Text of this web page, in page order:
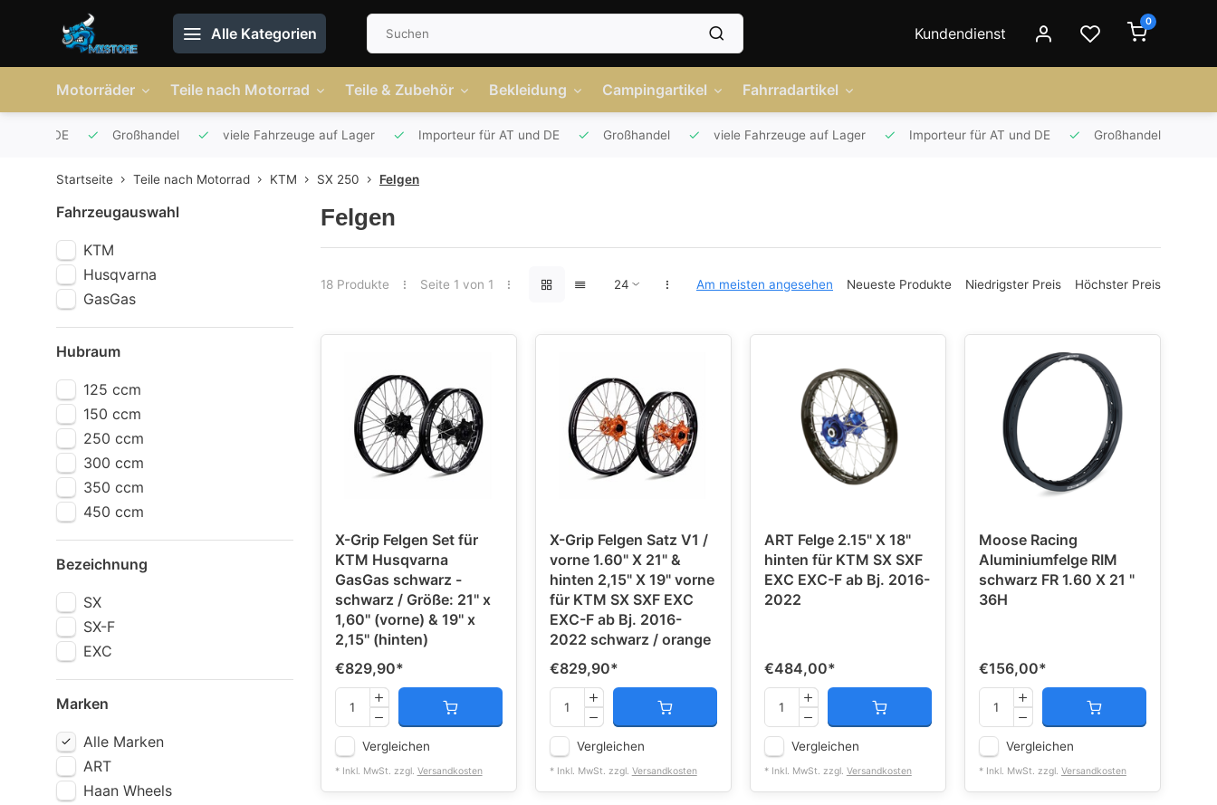
Alle Kategorien Kundendienst
0
Motorräder Teile nach Motorrad Teile & Zubehör Bekleidung Campingartikel Fahrradartikel
und DE Großhandel viele Fahrzeuge auf Lager Importeur für AT und DE Großhandel viele Fahrzeuge auf Lager Importeur für AT und DE Großhandel
Startseite Teile nach Motorrad KTM SX 250 Felgen
Fahrzeugauswahl
KTM
Husqvarna
GasGas
Hubraum
125 ccm
150 ccm
250 ccm
300 ccm
350 ccm
450 ccm
Bezeichnung
SX
SX-F
EXC
Marken
Alle Marken
ART
Haan Wheels
Felgen
18 Produkte Seite 1 von 1 Am meisten angesehen Neueste Produkte Niedrigster Preis Höchster Preis
X-Grip Felgen Set für
KTM Husqvarna
GasGas schwarz -
schwarz / Größe: 21'' x
1,60'' (vorne) & 19'' x
2,15'' (hinten)
€829,90*
Vergleichen
* Inkl. MwSt. zzgl. Versandkosten
X-Grip Felgen Satz V1 /
vorne 1.60" X 21" &
hinten 2,15" X 19" vorne
für KTM SX SXF EXC
EXC-F ab Bj. 2016-
2022 schwarz / orange
€829,90*
Vergleichen
* Inkl. MwSt. zzgl. Versandkosten
ART Felge 2.15" X 18"
hinten für KTM SX SXF
EXC EXC-F ab Bj. 2016-
2022
€484,00*
Vergleichen
* Inkl. MwSt. zzgl. Versandkosten
Moose Racing
Aluminiumfelge RIM
schwarz FR 1.60 X 21 "
36H
€156,00*
Vergleichen
* Inkl. MwSt. zzgl. Versandkosten